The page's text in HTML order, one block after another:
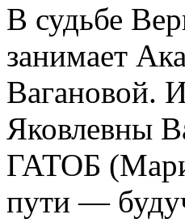
В судьбе
занимает
Вагановой.
Яковлевны
ГАТОБ
пути —